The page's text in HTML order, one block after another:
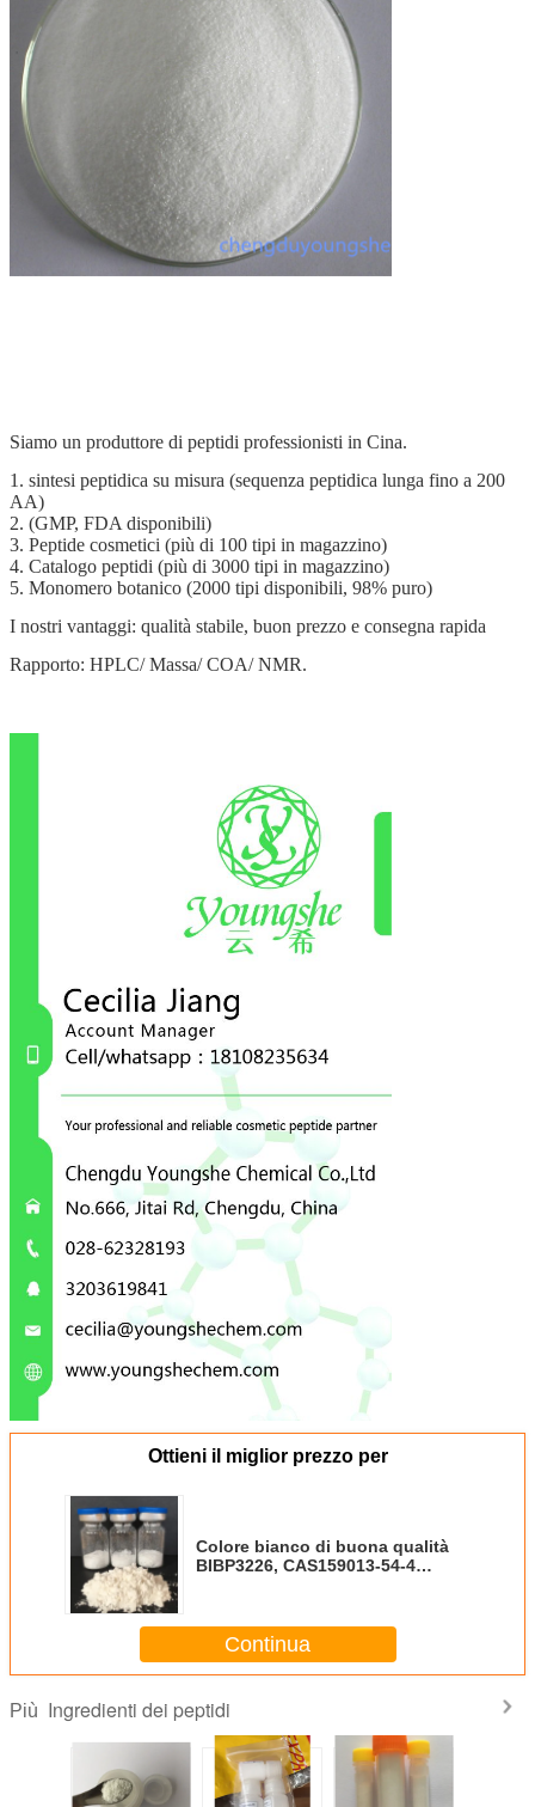
Siamo un produttore di peptidi professionisti in Cina.
1. sintesi peptidica su misura (sequenza peptidica lunga fino a 200
AA)
2. (GMP, FDA disponibili)
3. Peptide cosmetici (più di 100 tipi in magazzino)
4. Catalogo peptidi (più di 3000 tipi in magazzino)
5. Monomero botanico (2000 tipi disponibili, 98% puro)
I nostri vantaggi: qualità stabile, buon prezzo e consegna rapida
Rapporto: HPLC/ Massa/ COA/ NMR.
Ottieni il miglior prezzo per
Colore bianco di buona qualità
BIBP3226, CAS159013-54-4
Continua
Più Ingredienti dei peptidi